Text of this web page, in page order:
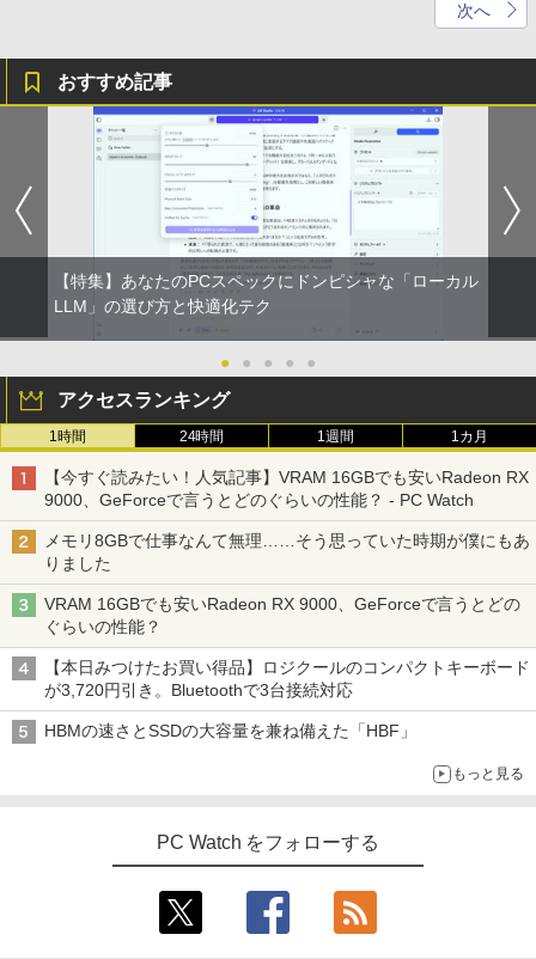
次へ
おすすめ記事
【特集】あなたのPCスペックにドンピシャな「ローカル
LLM」の選び方と快適化テク
● ● ● ● ●
アクセスランキング
1時間 24時間 1週間 1カ月
【今すぐ読みたい！人気記事】VRAM 16GBでも安いRadeon RX
9000、GeForceで言うとどのぐらいの性能？ - PC Watch
メモリ8GBで仕事なんて無理……そう思っていた時期が僕にもあ
りました
VRAM 16GBでも安いRadeon RX 9000、GeForceで言うとどの
ぐらいの性能？
【本日みつけたお買い得品】ロジクールのコンパクトキーボード
が3,720円引き。Bluetoothで3台接続対応
HBMの速さとSSDの大容量を兼ね備えた「HBF」
もっと見る
PC Watch をフォローする